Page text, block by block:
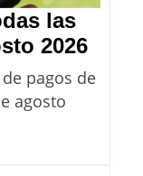
las
2026
pagos de
agosto